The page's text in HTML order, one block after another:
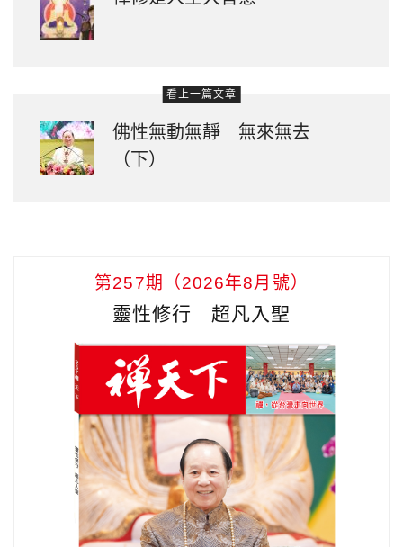
看上一篇文章
佛性無動無靜 無來無去
（下）
第257期（2026年8月號）
靈性修行 超凡入聖